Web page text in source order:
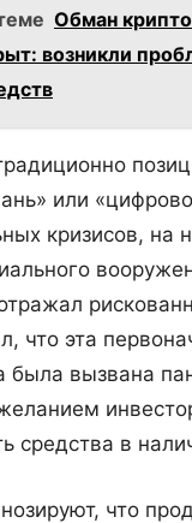
Обман
возникли
или
кризисов, на
что эта
была вызвана
средства в
что